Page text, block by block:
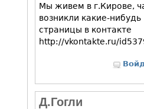
Мы живем в г.Кирове,
возникли какие-
страницы в контакте
http://vkontakte.ru/
Д.Гогли